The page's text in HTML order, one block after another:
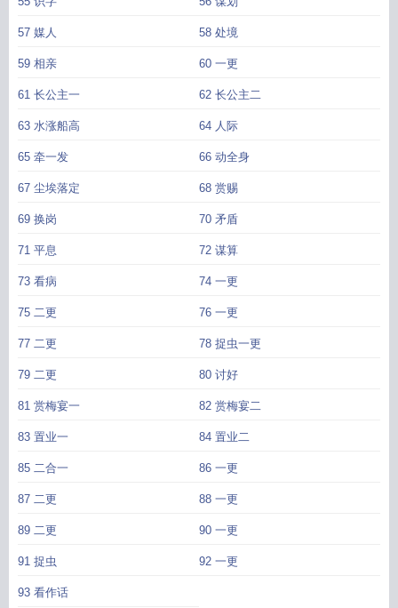
57 媒人 58 处境
59 相亲 60 一更
61 长公主一 62 长公主二
63 水涨船高 64 人际
65 牵一发 66 动全身
67 尘埃落定 68 赏赐
69 换岗 70 矛盾
71 平息 72 谋算
73 看病 74 一更
75 二更 76 一更
77 二更 78 捉虫一更
79 二更 80 讨好
81 赏梅宴一 82 赏梅宴二
83 置业一 84 置业二
85 二合一 86 一更
87 二更 88 一更
89 二更 90 一更
91 捉虫 92 一更
93 看作话